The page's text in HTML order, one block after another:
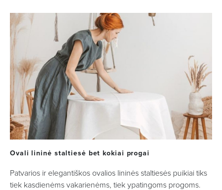
Ovali lininė staltiesė bet kokiai progai
Patvarios ir elegantiškos ovalios lininės staltiesės puikiai tiks
tiek kasdienėms vakarienėms, tiek ypatingoms progoms.